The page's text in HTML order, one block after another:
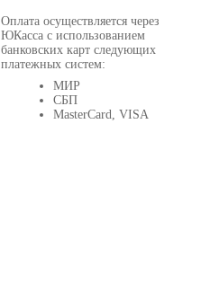
Оплата осуществляется через
ЮКасса с использованием
банковских карт следующих
платежных систем:
МИР
СБП
MasterCard, VISA